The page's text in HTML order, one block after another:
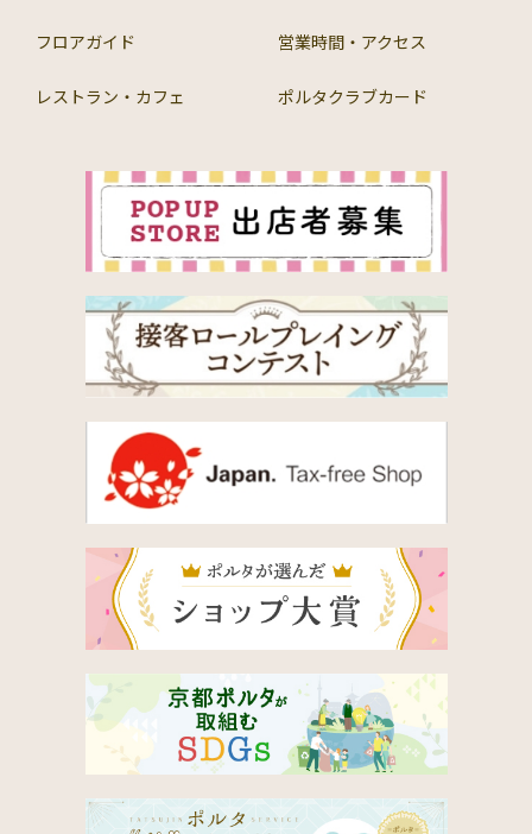
フロアガイド 営業時間・アクセス
レストラン・カフェ ポルタクラブカード